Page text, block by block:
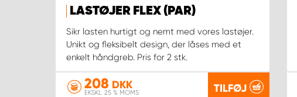
LASTØJER FLEX (PAR)
Sikr lasten hurtigt og nemt med vores lastøjer.
Unikt og fleksibelt design, der låses med et
enkelt håndgreb. Pris for 2 stk.
208 DKK
EKSKL. 25 % MOMS TILFØJ